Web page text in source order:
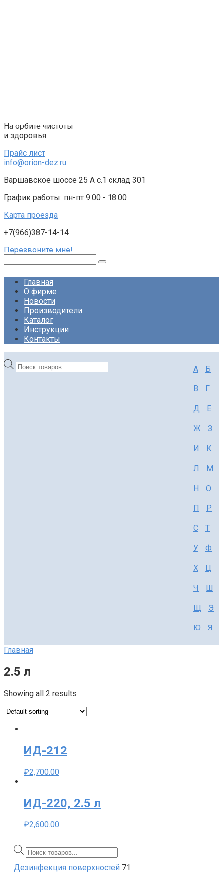
На орбите чистоты
и здоровья
Прайс лист
info@orion-dez.ru
Варшавское шоссе 25 А с.1 склад 301
График работы: пн-пт 9:00 - 18:00
Карта проезда
+7(966)387-14-14
Перезвоните мне!
Главная
О фирме
Новости
Производители
Каталог
Инструкции
Контакты
Поиск
товаров
А Б
В Г
Д Е
Ж З
И К
Л М
Н О
П Р
С Т
У Ф
Х Ц
Ч Ш
Щ Э
Ю Я
Главная
2.5 л
Showing all 2 results
ИД-212
₽2,700.00
ИД-220, 2.5 л
₽2,600.00
Поиск
товаров
Дезинфекция поверхностей 71